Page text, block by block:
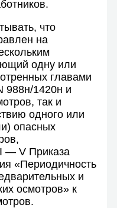
что
на
одну или
главами
988н/1420н и
так и
одного или
опасных
— V Приказа
«Периодичность
и
осмотров» к